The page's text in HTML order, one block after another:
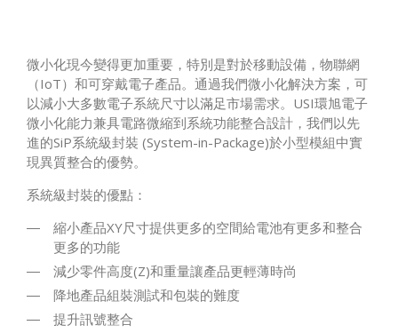
微小化現今變得更加重要，特別是對於移動設備，物聯網
（IoT）和可穿戴電子產品。通過我們微小化解決方案，可
以減小大多數電子系統尺寸以滿足市場需求。USI環旭電子
微小化能力兼具電路微縮到系統功能整合設計，我們以先
進的SiP系統級封裝 (System-in-Package)於小型模組中實
現異質整合的優勢。
系統級封裝的優點：
縮小產品XY尺寸提供更多的空間給電池有更多和整合
更多的功能
減少零件高度(Z)和重量讓產品更輕薄時尚
降地產品組裝測試和包裝的難度
提升訊號整合